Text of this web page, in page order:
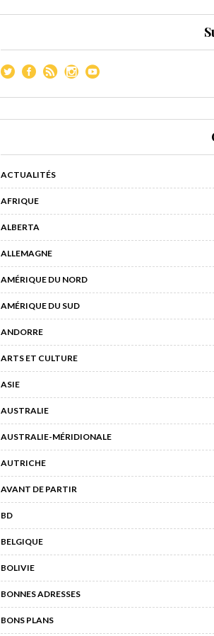
ACTUALITÉS
AFRIQUE
ALBERTA
ALLEMAGNE
AMÉRIQUE DU NORD
AMÉRIQUE DU SUD
ANDORRE
ARTS ET CULTURE
ASIE
AUSTRALIE
AUSTRALIE-MÉRIDIONALE
AUTRICHE
AVANT DE PARTIR
BD
BELGIQUE
BOLIVIE
BONNES ADRESSES
BONS PLANS